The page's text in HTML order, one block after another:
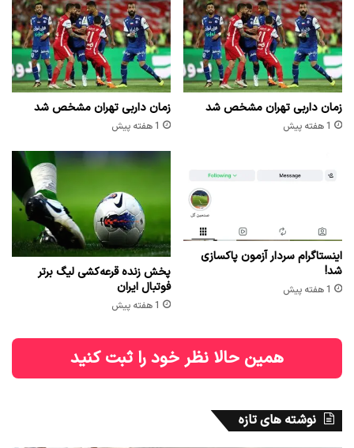
زمان داربی تهران مشخص شد
1 هفته پیش
زمان داربی تهران مشخص شد
1 هفته پیش
اینستاگرام سردار آزمون پاکسازی
شد!
1 هفته پیش
پخش زنده قرعه‌کشی لیگ برتر
فوتبال ایران
1 هفته پیش
همین حالا نظر خود را ثبت کنید
نوشته های تازه